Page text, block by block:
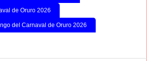
de Oruro 2026
del Carnaval de Oruro 2026